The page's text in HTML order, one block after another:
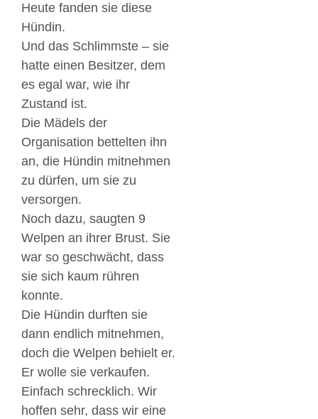
Heute fanden sie diese
Hündin.
Und das Schlimmste – sie
hatte einen Besitzer, dem
es egal war, wie ihr
Zustand ist.
Die Mädels der
Organisation bettelten ihn
an, die Hündin mitnehmen
zu dürfen, um sie zu
versorgen.
Noch dazu, saugten 9
Welpen an ihrer Brust. Sie
war so geschwächt, dass
sie sich kaum rühren
konnte.
Die Hündin durften sie
dann endlich mitnehmen,
doch die Welpen behielt er.
Er wolle sie verkaufen.
Einfach schrecklich. Wir
hoffen sehr, dass wir eine